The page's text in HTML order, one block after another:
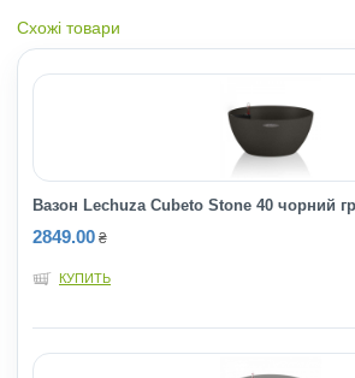
Схожі товари
Вазон Lechuza Cubeto Stone 40 чорний
2849.00 ₴
КУПИТЬ